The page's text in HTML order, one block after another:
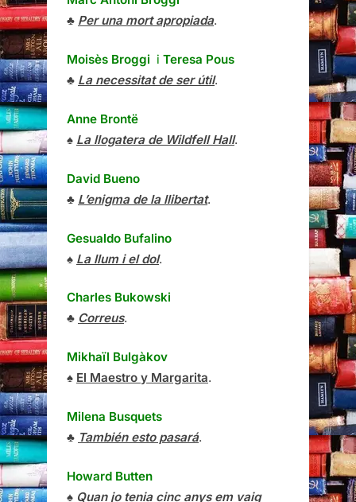
♣ Per una mort apropiada.
Moisès Broggi i Teresa Pous
♣ La necessitat de ser útil.
Anne Brontë
♠ La llogatera de Wildfell Hall.
David Bueno
♣ L’enigma de la llibertat.
Gesualdo Bufalino
♠ La llum i el dol.
Charles Bukowski
♣ Correus.
Mikhaïl Bulgàkov
♠ El Maestro y Margarita.
Milena Busquets
♣ También esto pasará.
Howard Butten
♠ Quan jo tenia cinc anys em vaig